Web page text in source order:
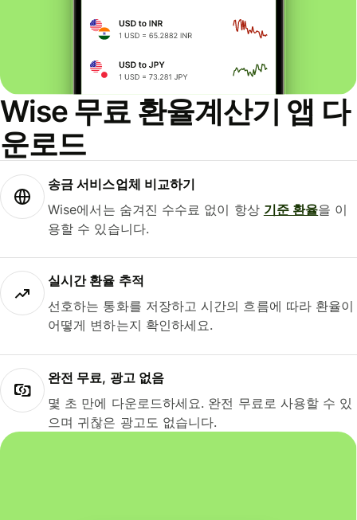
Wise 무료 환율계산기 앱 다
운로드
송금 서비스업체 비교하기
Wise에서는 숨겨진 수수료 없이 항상 기준 환율을 이
용할 수 있습니다.
실시간 환율 추적
선호하는 통화를 저장하고 시간의 흐름에 따라 환율이
어떻게 변하는지 확인하세요.
완전 무료, 광고 없음
몇 초 만에 다운로드하세요. 완전 무료로 사용할 수 있
으며 귀찮은 광고도 없습니다.